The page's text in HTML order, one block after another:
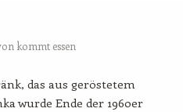
kommt essen
das aus geröstetem
wurde Ende der 1960er